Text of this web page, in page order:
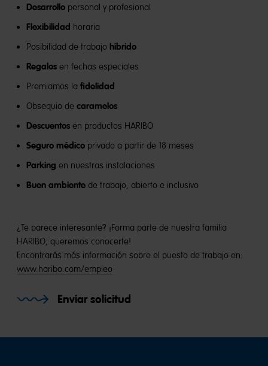
Desarrollo personal y profesional
Flexibilidad horaria
Posibilidad de trabajo híbrido
Regalos en fechas especiales
Premiamos la fidelidad
Obsequio de caramelos
Descuentos en productos HARIBO
Seguro médico privado a partir de 18 meses
Parking en nuestras instalaciones
Buen ambiente de trabajo, abierto e inclusivo
¿Te parece interesante? ¡Forma parte de nuestra familia
HARIBO, queremos conocerte!
Encontrarás más información sobre el puesto de trabajo en:
www.haribo.com/empleo
Enviar solicitud